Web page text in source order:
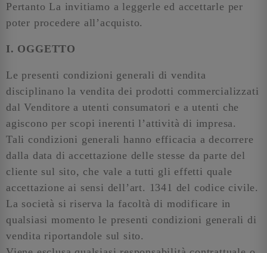
Pertanto La invitiamo a leggerle ed accettarle per
poter procedere all’acquisto.
I. OGGETTO
Le presenti condizioni generali di vendita
disciplinano la vendita dei prodotti commercializzati
dal Venditore a utenti consumatori e a utenti che
agiscono per scopi inerenti l’attività di impresa.
Tali condizioni generali hanno efficacia a decorrere
dalla data di accettazione delle stesse da parte del
cliente sul sito, che vale a tutti gli effetti quale
accettazione ai sensi dell’art. 1341 del codice civile.
La società si riserva la facoltà di modificare in
qualsiasi momento le presenti condizioni generali di
vendita riportandole sul sito.